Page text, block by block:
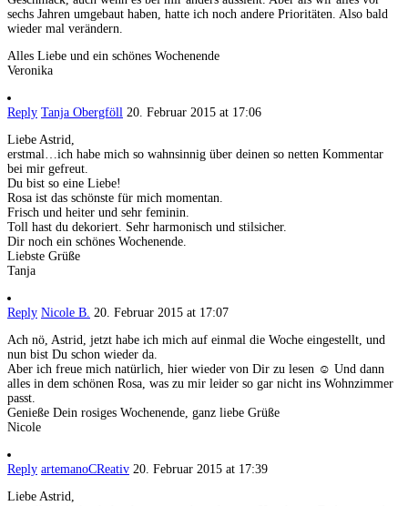
sechs Jahren umgebaut haben, hatte ich noch andere Prioritäten. Also bald
wieder mal verändern.
Alles Liebe und ein schönes Wochenende
Veronika
Reply Tanja Obergföll 20. Februar 2015 at 17:06
Liebe Astrid,
erstmal…ich habe mich so wahnsinnig über deinen so netten Kommentar
bei mir gefreut.
Du bist so eine Liebe!
Rosa ist das schönste für mich momentan.
Frisch und heiter und sehr feminin.
Toll hast du dekoriert. Sehr harmonisch und stilsicher.
Dir noch ein schönes Wochenende.
Liebste Grüße
Tanja
Reply Nicole B. 20. Februar 2015 at 17:07
Ach nö, Astrid, jetzt habe ich mich auf einmal die Woche eingestellt, und
nun bist Du schon wieder da.
Aber ich freue mich natürlich, hier wieder von Dir zu lesen ☺ Und dann
alles in dem schönen Rosa, was zu mir leider so gar nicht ins Wohnzimmer
passt.
Genieße Dein rosiges Wochenende, ganz liebe Grüße
Nicole
Reply artemanoCReativ 20. Februar 2015 at 17:39
Liebe Astrid,